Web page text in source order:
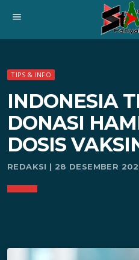
menu
TIPS & INFO
INDONESIA
DONASI
DOSIS
REDAKSI | 28 DESEMBER